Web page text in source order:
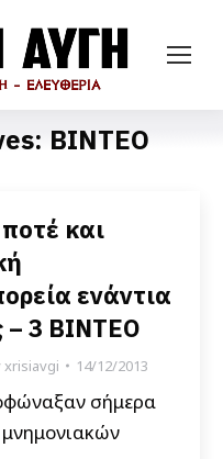
ΒΙΝΤΕΟ
και
ενάντια
– 3 ΒΙΝΤΕΟ
xrisiavgi 14/12/2013
σήμερα